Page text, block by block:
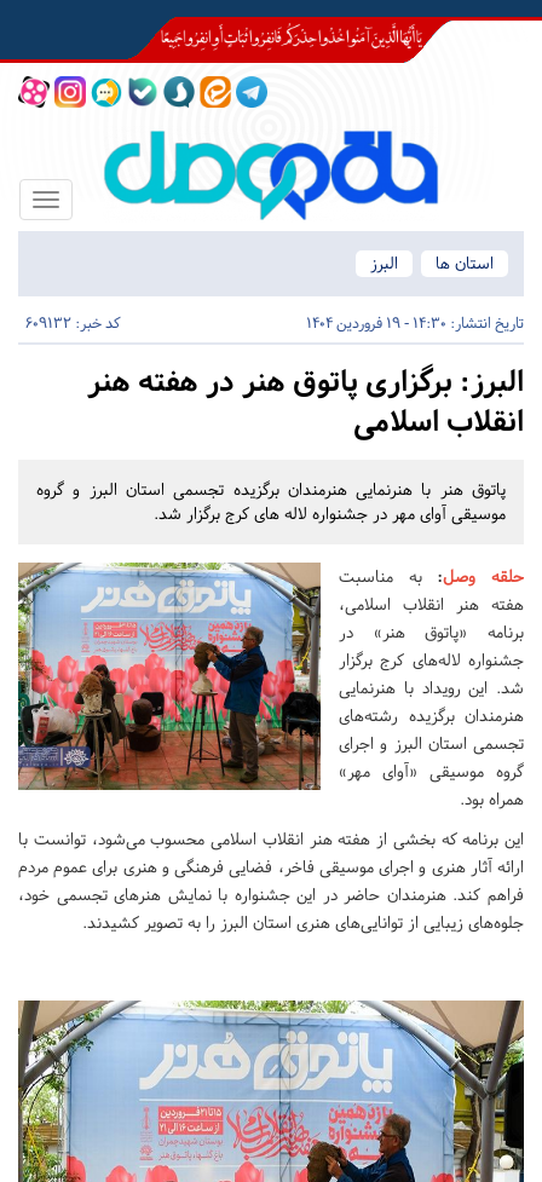
Toggle
استان ها
البرز
تاریخ انتشار: 14:30 - 19 فروردین 1404 کد خبر: 609132
البرز: برگزاری پاتوق هنر در هفته هنر
انقلاب اسلامی
پاتوق هنر با هنرنمایی هنرمندان برگزیده تجسمی استان البرز و گروه
موسیقی آوای مهر در جشنواره لاله های کرج برگزار شد.
حلقه وصل:به مناسبت
هفته هنر انقلاب اسلامی،
برنامه «پاتوق هنر» در
جشنواره لاله‌های کرج برگزار
شد. این رویداد با هنرنمایی
هنرمندان برگزیده رشته‌های
تجسمی استان البرز و اجرای
گروه موسیقی «آوای مهر»
همراه بود.
این برنامه که بخشی از هفته هنر انقلاب اسلامی محسوب می‌شود، توانست با
ارائه آثار هنری و اجرای موسیقی فاخر، فضایی فرهنگی و هنری برای عموم مردم
فراهم کند. هنرمندان حاضر در این جشنواره با نمایش هنرهای تجسمی خود،
جلوه‌های زیبایی از توانایی‌های هنری استان البرز را به تصویر کشیدند.